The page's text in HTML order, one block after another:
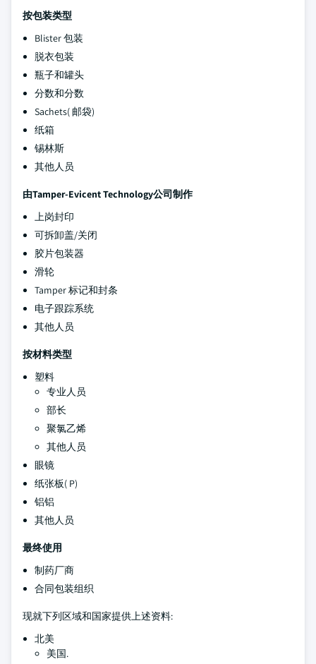
按包装类型
Blister 包装
脱衣包装
瓶子和罐头
分数和分数
Sachets( 邮袋)
纸箱
锡林斯
其他人员
由Tamper-Evicent Technology公司制作
上岗封印
可拆卸盖/关闭
胶片包装器
滑轮
Tamper 标记和封条
电子跟踪系统
其他人员
按材料类型
塑料
专业人员
部长
聚氯乙烯
其他人员
眼镜
纸张板( P)
铝铝
其他人员
最终使用
制药厂商
合同包装组织
现就下列区域和国家提供上述资料:
北美
美国.